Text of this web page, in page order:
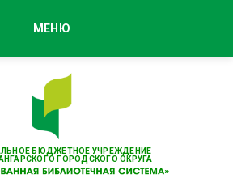
БЮДЖЕТНОЕ УЧРЕЖДЕНИЕ
ГОРОДСКОГО ОКРУГА
МЕНЮ